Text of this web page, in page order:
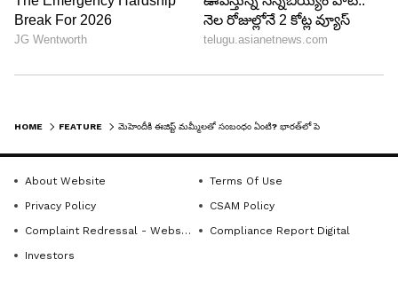
సంప్రదాయంగా కొనసాగుతోంది.
HOME FEATURE
About Website
Terms Of Use
Privacy Policy
CSAM Policy
Complaint Redressal - Website
Compliance Report Digital
Investors